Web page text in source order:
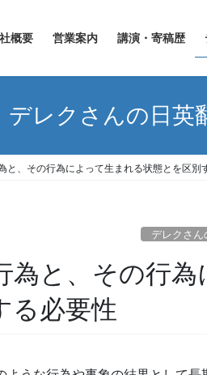
概要 営業案内 講演・寄稿歴
デレクさんの日英
と、その行為によって生まれる状態とを区別
デレクさん
為と、その行為
る必要性